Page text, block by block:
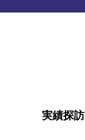
実績探訪